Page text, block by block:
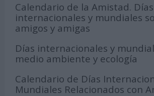
Calendario de la Amistad. Días
internacionales y mundiales
amigos y amigas
Días internacionales y
medio ambiente y ecología
Calendario de Días
Mundiales Relacionados con